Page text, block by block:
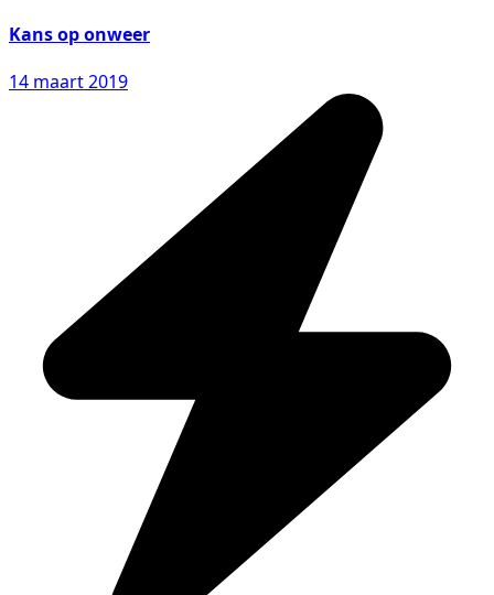
Kans op onweer
14 maart 2019